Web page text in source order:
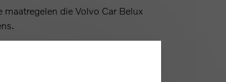
die Volvo Car Belux